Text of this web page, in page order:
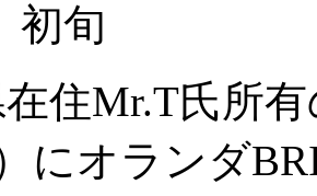
初旬
住Mr.T氏所
）にオランダ